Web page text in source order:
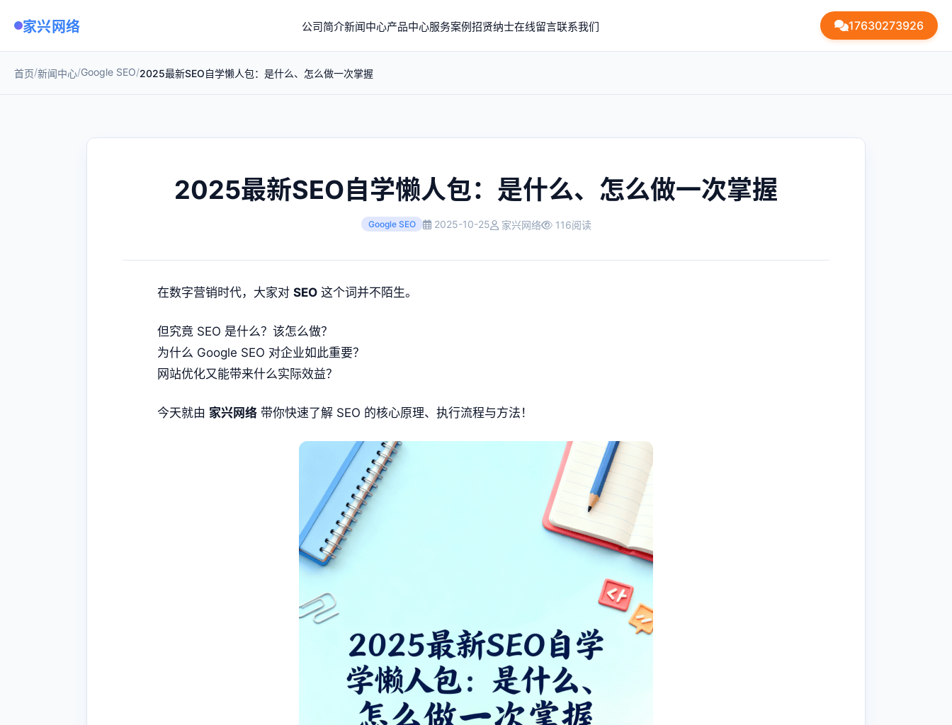
家兴网络 公司简介新闻中心产品中心服务案例招贤纳士在线留言联系我们 17630273926
首页/新闻中心/Google SEO/2025最新SEO自学懒人包：是什么、怎么做一次掌握
2025最新SEO自学懒人包：是什么、怎么做一次掌握
Google SEO 2025-10-25 家兴网络 116阅读
在数字营销时代，大家对 SEO 这个词并不陌生。
但究竟 SEO 是什么？该怎么做？
为什么 Google SEO 对企业如此重要？
网站优化又能带来什么实际效益？
今天就由 家兴网络 带你快速了解 SEO 的核心原理、执行流程与方法！